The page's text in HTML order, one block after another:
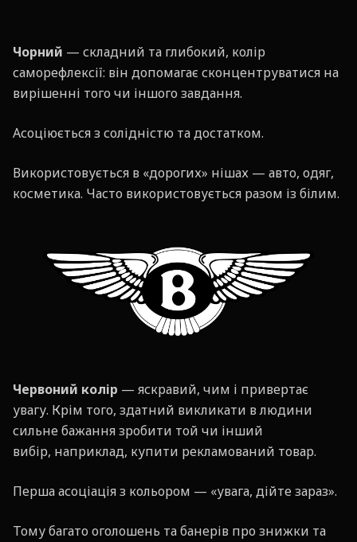
Чорний — складний та глибокий, колір
саморефлексії: він допомагає сконцентруватися на
вирішенні того чи іншого завдання.
Асоціюється з солідністю та достатком.
Використовується в «дорогих» нішах — авто, одяг,
косметика. Часто використовується разом із білим.
Червоний колір — яскравий, чим і привертає
увагу. Крім того, здатний викликати в людини
сильне бажання зробити той чи інший
вибір, наприклад, купити рекламований товар.
Перша асоціація з кольором — «увага, дійте зараз».
Тому багато оголошень та банерів про знижки та